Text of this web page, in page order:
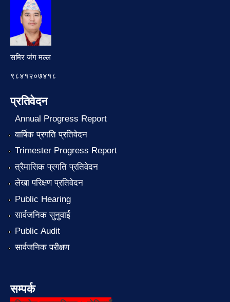
समिर जंग मल्ल
९८४१२०७४१८
प्रतिवेदन
Annual Progress Report
वार्षिक प्रगति प्रतिवेदन
Trimester Progress Report
त्रैमासिक प्रगति प्रतिवेदन
लेखा परिक्षण प्रतिवेदन
Public Hearing
सार्वजनिक सुनुवाई
Public Audit
सार्वजनिक परीक्षण
सम्पर्क